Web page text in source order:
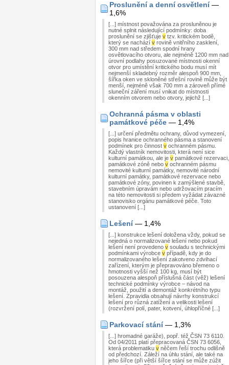
Proslunění a denní osvětlení—
1,6%
[...] místnost považována za prosluněnou je
nutné splnit následující podmínky: doba
proslunění se zjišťuje v tzv. kritickém bodě,
který se nachází v rovině vnitřního zasklení,
300 mm nad středem spodní hrany
osvětlovacího otvoru, ale nejméně 1200 mm nad
úrovní podlahy posuzované místnosti okenní
otvor pro umístění kritického bodu musí mít
nejmenší skladebný rozměr alespoň 900 mm,
šířka oken ve skloněné střešní rovině může být
menší, nejméně však 700 mm a zároveň přímé
sluneční záření musí vnikat do místnosti
okenním otvorem nebo otvory, jejichž [...]
Ochranná pásma v oblasti
památkové péče — 1,4%
[...] určení předmětu ochrany, důvod vymezení,
popis hranice ochranného pásma a stanovení
podmínek pro činnost v ochranném pásmu.
Každý vlastník nemovitosti, která není sice
kulturní památkou, ale je v památkové rezervaci,
památkové zóně nebo v ochranném pásmu
nemovité kulturní památky, nemovité národní
kulturní památky, památkové rezervace nebo
památkové zóny, povinen k zamýšlené stavbě,
stavebním úpravám nebo udržovacím pracím
na této nemovitosti si předem vyžádat závazné
stanovisko orgánu památkové péče. Toto
ustanovení [...]
Lešení— 1,4%
[...] konstrukce lešení doložena vždy, pokud se
nejedná o normalizované lešení nebo pokud
lešení není provedeno v souladu s technickými
podmínkami výrobce v případě, kdy je do
normalizovaného lešení zakotveno zdvihací
zařízení, kterým je přepravováno břemeno o
hmotnosti vyšší než 100 kg, musí být
posouzena alespoň příslušná část (věž) lešení
technické podmínky výrobce – návod na
montáž, použití a demontáž konkrétního typu
lešení. Zpravidla obsahují návrhy konstrukcí
lešení pro různá zatížení a velikosti lešení
(rozvržení polí, pater, kotvení, úhlopříčné [...]
Parkovací stání— 1,3%
[...] hromadné garáže), popř. též ČSN 73 6110.
Od 04/2011 platí přepracovaná ČSN 73 6056,
která problematiku v něčem řeší trochu odlišně
od předchozí. Záleží na úhlu stání, ale také na
jeho šířce (při větší šířce stání se může zúžit